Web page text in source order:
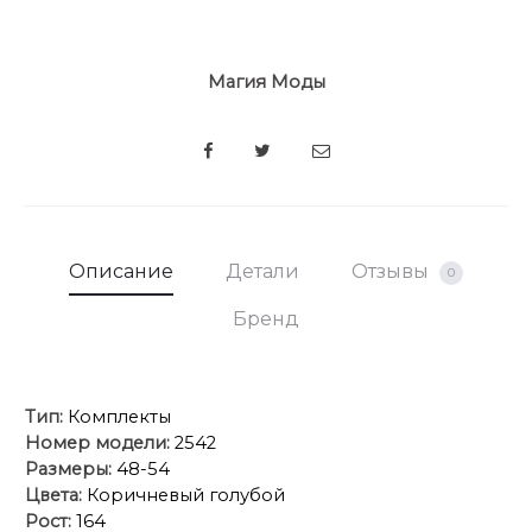
Магия Моды
SHARE
Описание Детали Отзывы 0
Бренд
Тип: Комплекты
Номер модели: 2542
Размеры: 48-54
Цвета: Коричневый голубой
Рост: 164